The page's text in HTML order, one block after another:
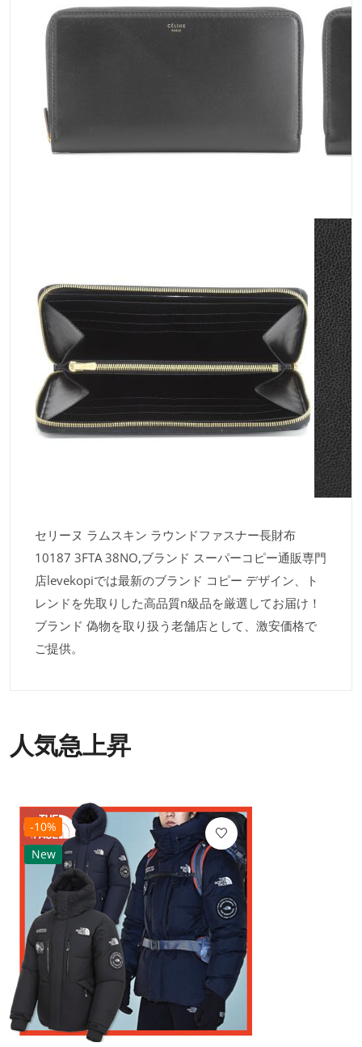
セリーヌ ラムスキン ラウンドファスナー長財布
10187 3FTA 38NO,ブランド スーパーコピー通販専門
店levekopiでは最新のブランド コピー デザイン、ト
レンドを先取りした高品質n級品を厳選してお届け！
ブランド 偽物を取り扱う老舗店として、激安価格で
ご提供。
人気急上昇
-10%
New